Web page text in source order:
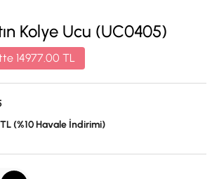
Kolye Ucu (UC0405)
14977.00 TL
(%10 Havale İndirimi)